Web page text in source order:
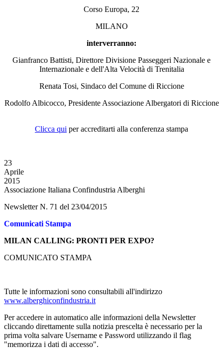
Corso Europa, 22
MILANO
interverranno:
Gianfranco Battisti, Direttore Divisione Passeggeri Nazionale e
Internazionale e dell'Alta Velocità di Trenitalia
Renata Tosi, Sindaco del Comune di Riccione
Rodolfo Albicocco, Presidente Associazione Albergatori di Riccione
Clicca qui per accreditarti alla conferenza stampa
23
Aprile
2015
Associazione Italiana Confindustria Alberghi
Newsletter N. 71 del 23/04/2015
Comunicati Stampa
MILAN CALLING: PRONTI PER EXPO?
COMUNICATO STAMPA
Tutte le informazioni sono consultabili all'indirizzo
www.alberghiconfindustria.it
Per accedere in automatico alle informazioni della Newsletter
cliccando direttamente sulla notizia prescelta è necessario per la
prima volta salvare Username e Password utilizzando il flag
"memorizza i dati di accesso".